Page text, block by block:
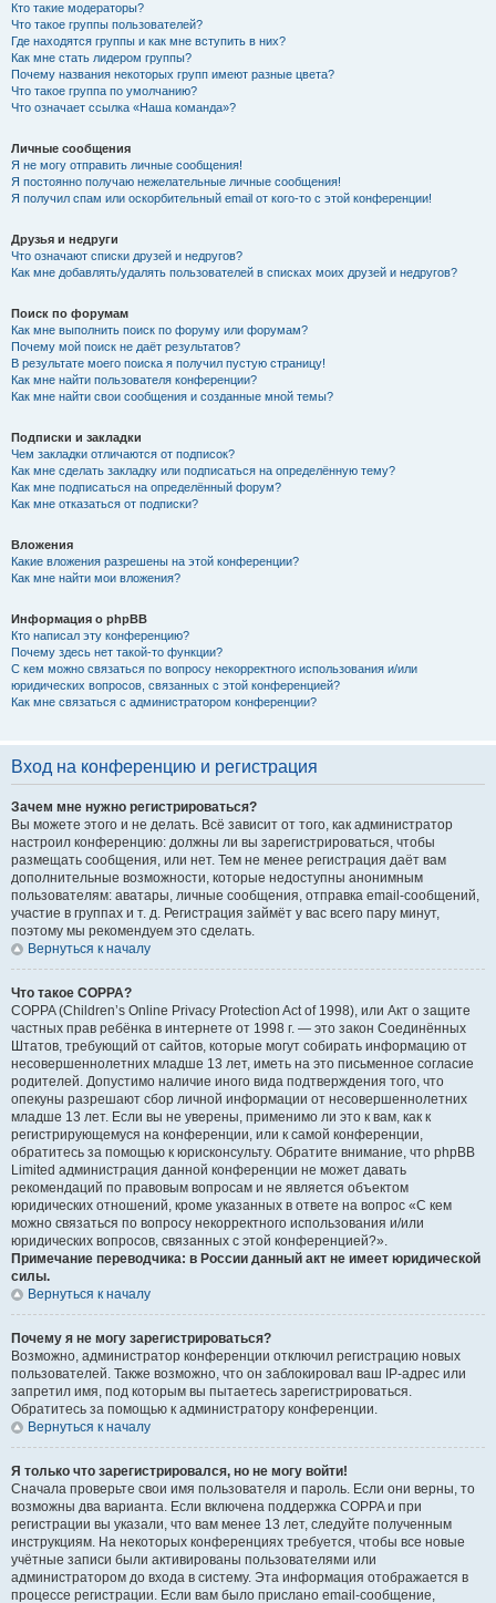
Кто такие модераторы?
Что такое группы пользователей?
Где находятся группы и как мне вступить в них?
Как мне стать лидером группы?
Почему названия некоторых групп имеют разные цвета?
Что такое группа по умолчанию?
Что означает ссылка «Наша команда»?
Личные сообщения
Я не могу отправить личные сообщения!
Я постоянно получаю нежелательные личные сообщения!
Я получил спам или оскорбительный email от кого-то с этой конференции!
Друзья и недруги
Что означают списки друзей и недругов?
Как мне добавлять/удалять пользователей в списках моих друзей и недругов?
Поиск по форумам
Как мне выполнить поиск по форуму или форумам?
Почему мой поиск не даёт результатов?
В результате моего поиска я получил пустую страницу!
Как мне найти пользователя конференции?
Как мне найти свои сообщения и созданные мной темы?
Подписки и закладки
Чем закладки отличаются от подписок?
Как мне сделать закладку или подписаться на определённую тему?
Как мне подписаться на определённый форум?
Как мне отказаться от подписки?
Вложения
Какие вложения разрешены на этой конференции?
Как мне найти мои вложения?
Информация о phpBB
Кто написал эту конференцию?
Почему здесь нет такой-то функции?
С кем можно связаться по вопросу некорректного использования и/или
юридических вопросов, связанных с этой конференцией?
Как мне связаться с администратором конференции?
Вход на конференцию и регистрация
Зачем мне нужно регистрироваться?
Вы можете этого и не делать. Всё зависит от того, как администратор
настроил конференцию: должны ли вы зарегистрироваться, чтобы
размещать сообщения, или нет. Тем не менее регистрация даёт вам
дополнительные возможности, которые недоступны анонимным
пользователям: аватары, личные сообщения, отправка email-сообщений,
участие в группах и т. д. Регистрация займёт у вас всего пару минут,
поэтому мы рекомендуем это сделать.
Вернуться к началу
Что такое COPPA?
COPPA (Children’s Online Privacy Protection Act of 1998), или Акт о защите
частных прав ребёнка в интернете от 1998 г. — это закон Соединённых
Штатов, требующий от сайтов, которые могут собирать информацию от
несовершеннолетних младше 13 лет, иметь на это письменное согласие
родителей. Допустимо наличие иного вида подтверждения того, что
опекуны разрешают сбор личной информации от несовершеннолетних
младше 13 лет. Если вы не уверены, применимо ли это к вам, как к
регистрирующемуся на конференции, или к самой конференции,
обратитесь за помощью к юрисконсульту. Обратите внимание, что phpBB
Limited администрация данной конференции не может давать
рекомендаций по правовым вопросам и не является объектом
юридических отношений, кроме указанных в ответе на вопрос «С кем
можно связаться по вопросу некорректного использования и/или
юридических вопросов, связанных с этой конференцией?».
Примечание переводчика: в России данный акт не имеет юридической
силы.
Вернуться к началу
Почему я не могу зарегистрироваться?
Возможно, администратор конференции отключил регистрацию новых
пользователей. Также возможно, что он заблокировал ваш IP-адрес или
запретил имя, под которым вы пытаетесь зарегистрироваться.
Обратитесь за помощью к администратору конференции.
Вернуться к началу
Я только что зарегистрировался, но не могу войти!
Сначала проверьте свои имя пользователя и пароль. Если они верны, то
возможны два варианта. Если включена поддержка COPPA и при
регистрации вы указали, что вам менее 13 лет, следуйте полученным
инструкциям. На некоторых конференциях требуется, чтобы все новые
учётные записи были активированы пользователями или
администратором до входа в систему. Эта информация отображается в
процессе регистрации. Если вам было прислано email-сообщение,